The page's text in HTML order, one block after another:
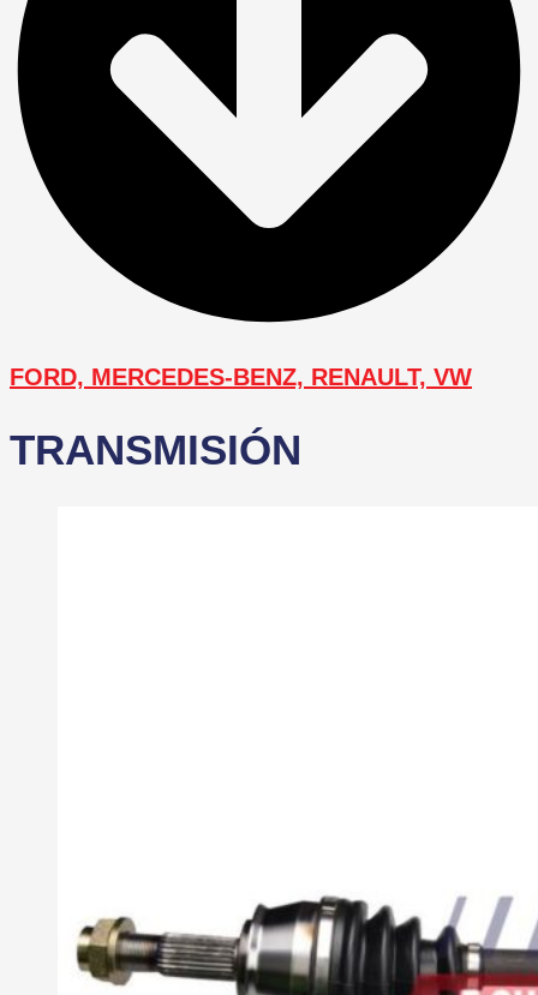
FORD, MERCEDES-BENZ, RENAULT, VW
TRANSMISIÓN